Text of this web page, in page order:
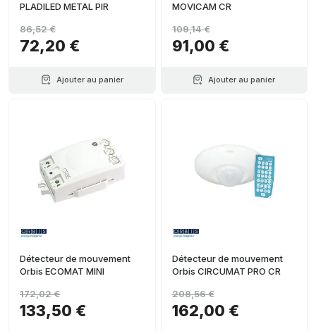
PLADILED METAL PIR
72,20 €
86,52 €
Ajouter au panier
MOVICAM CR
91,00 €
109,14 €
Ajouter au panier
Détecteur de mouvement
Orbis ECOMAT MINI
133,50 €
172,02 €
Détecteur de mouvement
Orbis CIRCUMAT PRO CR
162,00 €
208,56 €